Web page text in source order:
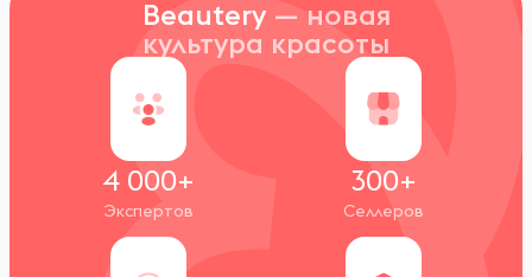
Beautery — новая
культура красоты
4 000+
Экспертов
300+
Селлеров